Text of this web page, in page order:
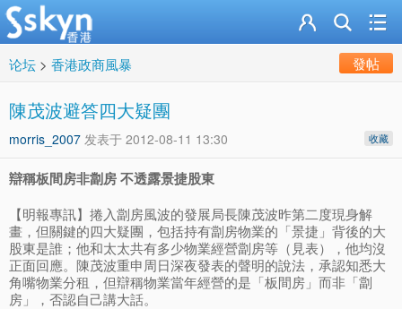
论坛 > 香港政商風暴 發帖
陳茂波避答四大疑團
收藏
morris_2007 发表于 2012-08-11 13:30
辯稱板間房非劏房 不透露景捷股東
【明報專訊】捲入劏房風波的發展局長陳茂波昨第二度現身解
畫，但關鍵的四大疑團，包括持有劏房物業的「景捷」背後的大
股東是誰；他和太太共有多少物業經營劏房等（見表），他均沒
正面回應。陳茂波重申周日深夜發表的聲明的說法，承認知悉大
角嘴物業分租，但辯稱物業當年經營的是「板間房」而非「劏
房」，否認自己講大話。